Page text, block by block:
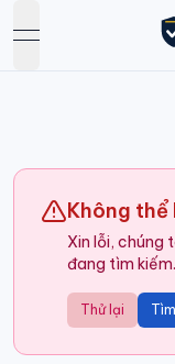
open navigation
Không
Xin lỗi, chúng
đang tìm kiếm.
Thử lại